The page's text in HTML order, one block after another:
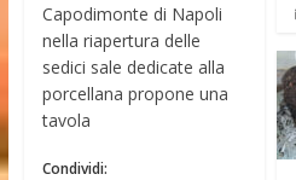
Capodimonte di Napoli
nella riapertura delle
sedici sale dedicate alla
porcellana propone una
tavola
Condividi: